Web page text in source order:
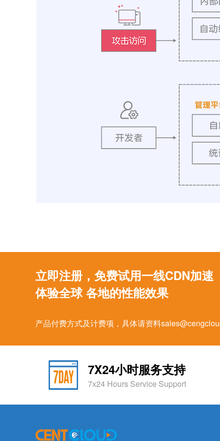
立即注册，免费试用一线CDN加速
体验全球 各地的性能效果
产品付费方式及计费项，具体请资料
7X24小时服务支持
7x24 Hours Service Support